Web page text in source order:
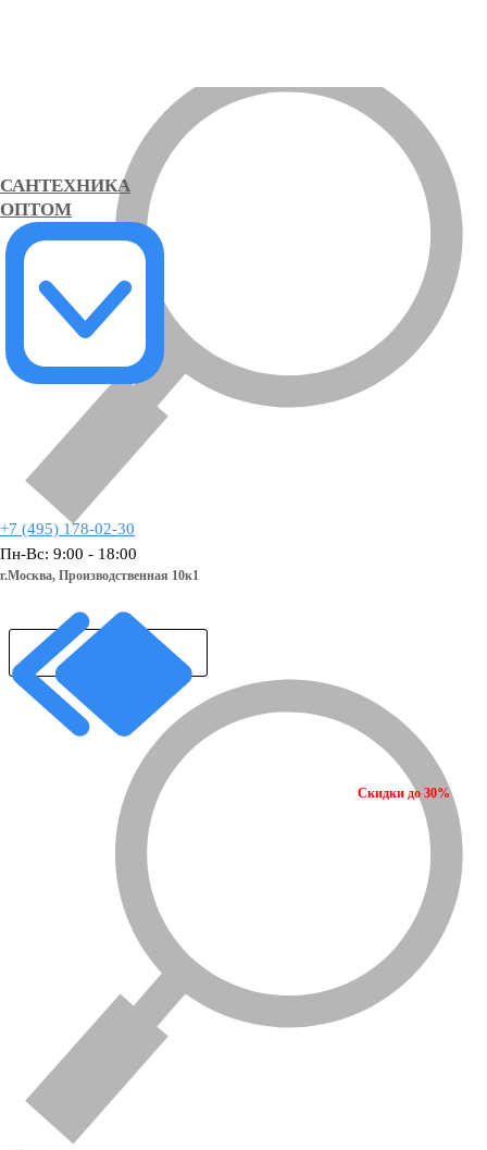
САНТЕХНИКА
ОПТОМ
+7 (495) 178-02-30
Пн-Вс: 9:00 - 18:00
г.Москва, Производственная 10к1
Скидки до 30%